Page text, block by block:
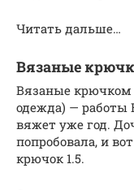
Читать дальше…
Вязаные
Вязаные крючком
одежда) — работы
вяжет уже год.
попробовала, и
крючок 1.5.